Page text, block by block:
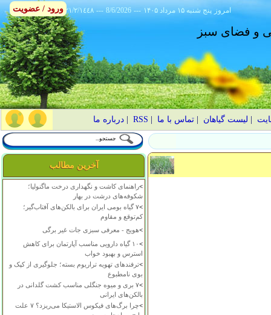
٢١/٢/١٤٤٨ --- 8/6/2026 --- ۱۴۰۵ پنج شنبه ۱۵ مرداد امروز
و فضای سبز
لیست گیاهان |تماس با ما RSS
|درباره ما
آخرین مطالب
>راهنمای کاشت و نگهداری درخت ماگنولیا؛
شکوفه‌های درشت در بهار
>
۷ گیاه بومی ایران برای بالکن‌های آفتاب‌گیر؛
کم‌توقع و مقاوم
>هویج - معرفی سبزی جات غیر برگی
>
۱۰ گیاه دارویی مناسب آپارتمان برای کاهش
استرس و بهبود خواب
>ترفندهای تهویه تراریوم بسته؛ جلوگیری از کپک و
بوی نامطبوع
>
۷ بری و میوه جنگلی مناسب کشت گلدانی در
بالکن‌های ایرانی
>
چرا برگ‌های فیکوس الاستیکا می‌ریزد؟ ۷ علت
ورود / عضویت